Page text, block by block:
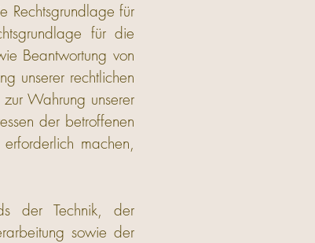
Rechtsgrundlage für
für die
Beantwortung von
unserer rechtlichen
Wahrung unserer
der betroffenen
machen,
der Technik, der
sowie der